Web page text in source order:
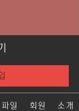
파일 회원 소개